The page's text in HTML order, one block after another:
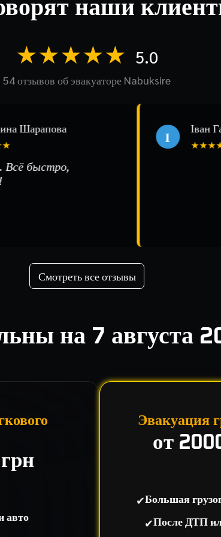
наши
★★★★★ 5.0
54 отзывов об эвакуаторе Nabuksire
быстро,
Іван
★★★★★
Смотреть все отзывы
на 7 августа
авто
Эвакуация
от
✔Большая
✔После ДТП